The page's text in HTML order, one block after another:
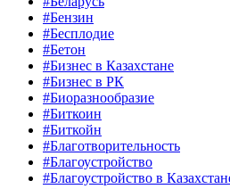
#Бензин
#Бесплодие
#Бетон
#Бизнес в Казахстане
#Бизнес в РК
#Биоразнообразие
#Биткоин
#Биткойн
#Благотворительность
#Благоустройство
#Благоустройство в